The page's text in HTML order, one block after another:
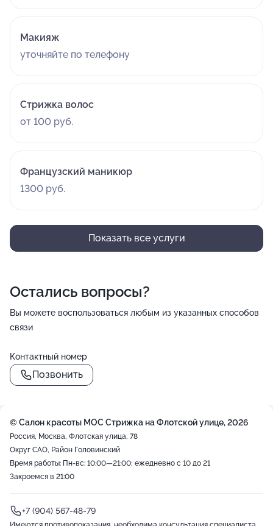
Макияж
уточняйте по телефону
Стрижка волос
от 100 руб.
Французский маникюр
1300 руб.
Показать все услуги
Остались вопросы?
Вы можете воспользоваться любым из указанных способов
связи
Контактный номер
Позвонить
© Салон красоты МОС Стрижка на Флотской улице, 2026
Россия, Москва, Флотская улица, 78
Округ САО, Район Головинский
Время работы: Пн-вс: 10:00—21:00; ежедневно с 10 до 21
Закроемся в 21:00
+7 (904) 567-48-79